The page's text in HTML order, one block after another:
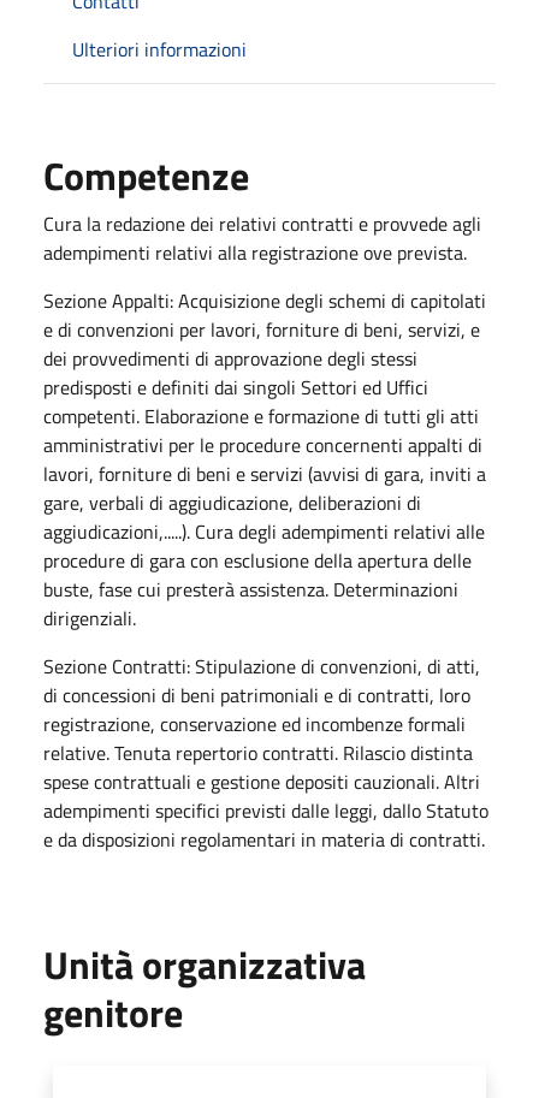
Ulteriori informazioni
Competenze
Cura la redazione dei relativi contratti e provvede agli
adempimenti relativi alla registrazione ove prevista.
Sezione Appalti: Acquisizione degli schemi di capitolati
e di convenzioni per lavori, forniture di beni, servizi, e
dei provvedimenti di approvazione degli stessi
predisposti e definiti dai singoli Settori ed Uffici
competenti. Elaborazione e formazione di tutti gli atti
amministrativi per le procedure concernenti appalti di
lavori, forniture di beni e servizi (avvisi di gara, inviti a
gare, verbali di aggiudicazione, deliberazioni di
aggiudicazioni,.....). Cura degli adempimenti relativi alle
procedure di gara con esclusione della apertura delle
buste, fase cui presterà assistenza. Determinazioni
dirigenziali.
Sezione Contratti: Stipulazione di convenzioni, di atti,
di concessioni di beni patrimoniali e di contratti, loro
registrazione, conservazione ed incombenze formali
relative. Tenuta repertorio contratti. Rilascio distinta
spese contrattuali e gestione depositi cauzionali. Altri
adempimenti specifici previsti dalle leggi, dallo Statuto
e da disposizioni regolamentari in materia di contratti.
Unità organizzativa
genitore